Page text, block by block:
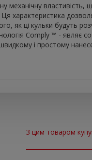
механічну властивість,
характеристика
як ці кульки будуть
Comply ™ - являє
і простому
З цим товаром